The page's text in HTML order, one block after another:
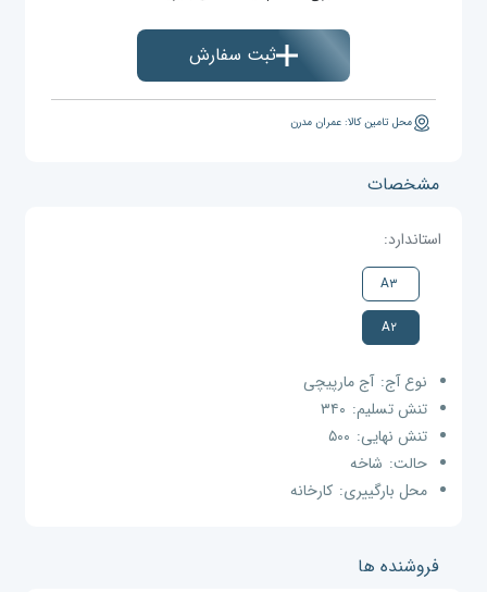
ثبت سفارش
محل تامین کالا: عمران مدرن
مشخصات
استاندارد:
A۳
A۲
نوع آج: آج مارپیچی
تنش تسلیم: ۳۴۰
تنش نهایی: ۵۰۰
حالت: شاخه
محل بارگییری: کارخانه
فروشنده ها